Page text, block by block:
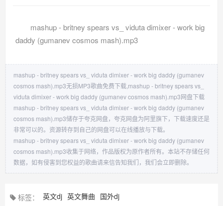
mashup - britney spears vs_ viduta dimixer - work big
daddy (gumanev cosmos mash).mp3
mashup - britney spears vs_ viduta dimixer - work big daddy (gumanev
cosmos mash).mp3无损MP3歌曲免费下载,mashup - britney spears vs_
viduta dimixer - work big daddy (gumanev cosmos mash).mp3网盘下载
mashup - britney spears vs_ viduta dimixer - work big daddy (gumanev
cosmos mash).mp3储存于夸克网盘，夸克网盘为阿里旗下，下载速度还是
非常可以的。资源转存到自己的网盘可以在线播放与下载。
mashup - britney spears vs_ viduta dimixer - work big daddy (gumanev
cosmos mash).mp3收集于网络，作品版权为原作者所有。本站不存储任何
数据，如有侵害到您权益的歌曲请来信告知我们，我们会立即删除。
标签： 英文dj 英文舞曲 国外dj